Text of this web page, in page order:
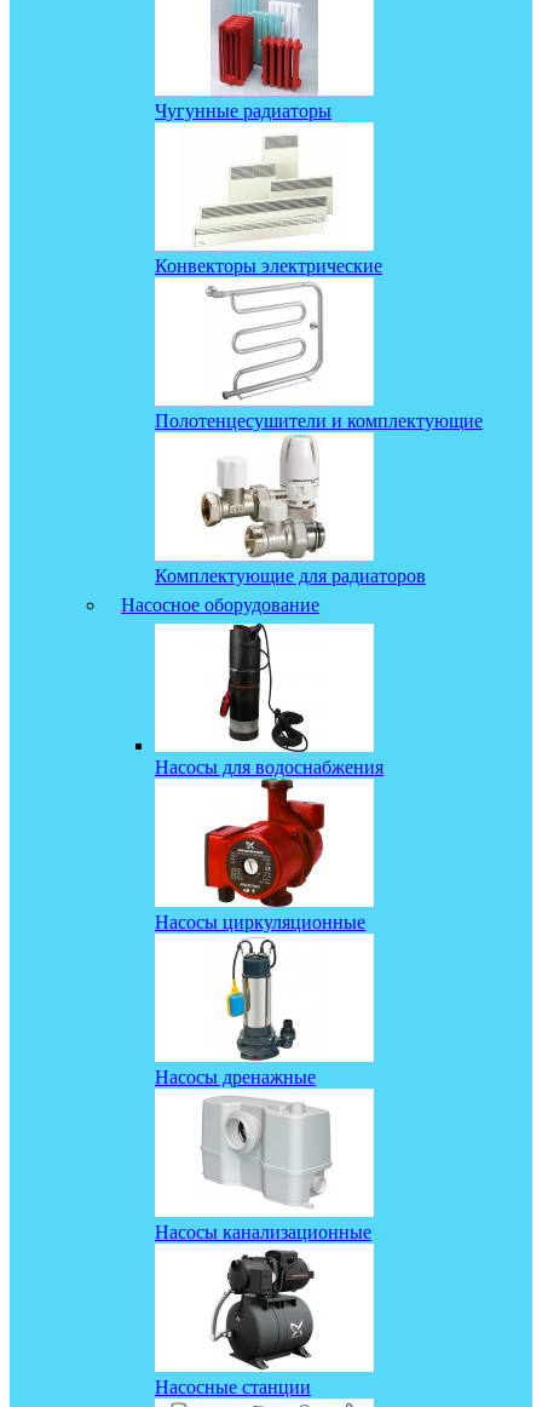
Чугунные радиаторы
Конвекторы электрические
Полотенцесушители и комплектующие
Комплектующие для радиаторов
Насосное оборудование
Насосы для водоснабжения
Насосы циркуляционные
Насосы дренажные
Насосы канализационные
Насосные станции